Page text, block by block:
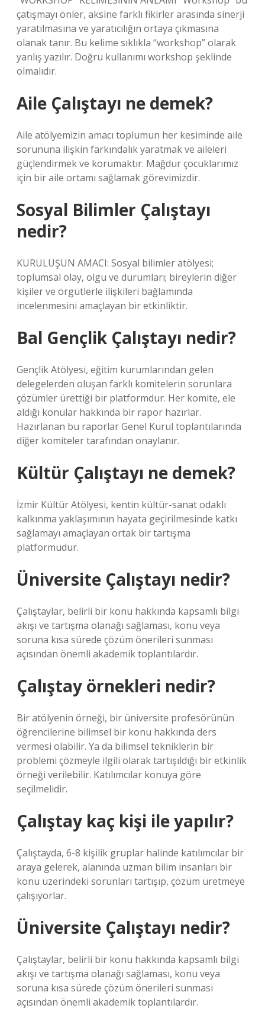
çatışmayı önler, aksine farklı fikirler arasında sinerji
yaratılmasına ve yaratıcılığın ortaya çıkmasına
olanak tanır. Bu kelime sıklıkla “workshop” olarak
yanlış yazılır. Doğru kullanımı workshop şeklinde
olmalıdır.
Aile Çalıştayı ne demek?
Aile atölyemizin amacı toplumun her kesiminde aile
sorununa ilişkin farkındalık yaratmak ve aileleri
güçlendirmek ve korumaktır. Mağdur çocuklarımız
için bir aile ortamı sağlamak görevimizdir.
Sosyal Bilimler Çalıştayı
nedir?
KURULUŞUN AMACI: Sosyal bilimler atölyesi;
toplumsal olay, olgu ve durumları; bireylerin diğer
kişiler ve örgütlerle ilişkileri bağlamında
incelenmesini amaçlayan bir etkinliktir.
Bal Gençlik Çalıştayı nedir?
Gençlik Atölyesi, eğitim kurumlarından gelen
delegelerden oluşan farklı komitelerin sorunlara
çözümler ürettiği bir platformdur. Her komite, ele
aldığı konular hakkında bir rapor hazırlar.
Hazırlanan bu raporlar Genel Kurul toplantılarında
diğer komiteler tarafından onaylanır.
Kültür Çalıştayı ne demek?
İzmir Kültür Atölyesi, kentin kültür-sanat odaklı
kalkınma yaklaşımının hayata geçirilmesinde katkı
sağlamayı amaçlayan ortak bir tartışma
platformudur.
Üniversite Çalıştayı nedir?
Çalıştaylar, belirli bir konu hakkında kapsamlı bilgi
akışı ve tartışma olanağı sağlaması, konu veya
soruna kısa sürede çözüm önerileri sunması
açısından önemli akademik toplantılardır.
Çalıştay örnekleri nedir?
Bir atölyenin örneği, bir üniversite profesörünün
öğrencilerine bilimsel bir konu hakkında ders
vermesi olabilir. Ya da bilimsel tekniklerin bir
problemi çözmeyle ilgili olarak tartışıldığı bir etkinlik
örneği verilebilir. Katılımcılar konuya göre
seçilmelidir.
Çalıştay kaç kişi ile yapılır?
Çalıştayda, 6-8 kişilik gruplar halinde katılımcılar bir
araya gelerek, alanında uzman bilim insanları bir
konu üzerindeki sorunları tartışıp, çözüm üretmeye
çalışıyorlar.
Üniversite Çalıştayı nedir?
Çalıştaylar, belirli bir konu hakkında kapsamlı bilgi
akışı ve tartışma olanağı sağlaması, konu veya
soruna kısa sürede çözüm önerileri sunması
açısından önemli akademik toplantılardır.